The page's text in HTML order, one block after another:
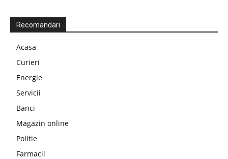
Recomandari
Acasa
Curieri
Energie
Servicii
Banci
Magazin online
Politie
Farmacii